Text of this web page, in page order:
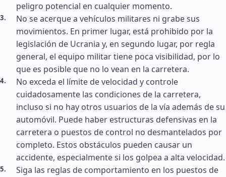
peligro potencial en cualquier momento.
No se acerque a vehículos militares ni grabe sus
movimientos. En primer lugar, está prohibido por la
legislación de Ucrania y, en segundo lugar, por regla
general, el equipo militar tiene poca visibilidad, por lo
que es posible que no lo vean en la carretera.
No exceda el límite de velocidad y controle
cuidadosamente las condiciones de la carretera,
incluso si no hay otros usuarios de la vía además de su
automóvil. Puede haber estructuras defensivas en la
carretera o puestos de control no desmantelados por
completo. Estos obstáculos pueden causar un
accidente, especialmente si los golpea a alta velocidad.
Siga las reglas de comportamiento en los puestos de